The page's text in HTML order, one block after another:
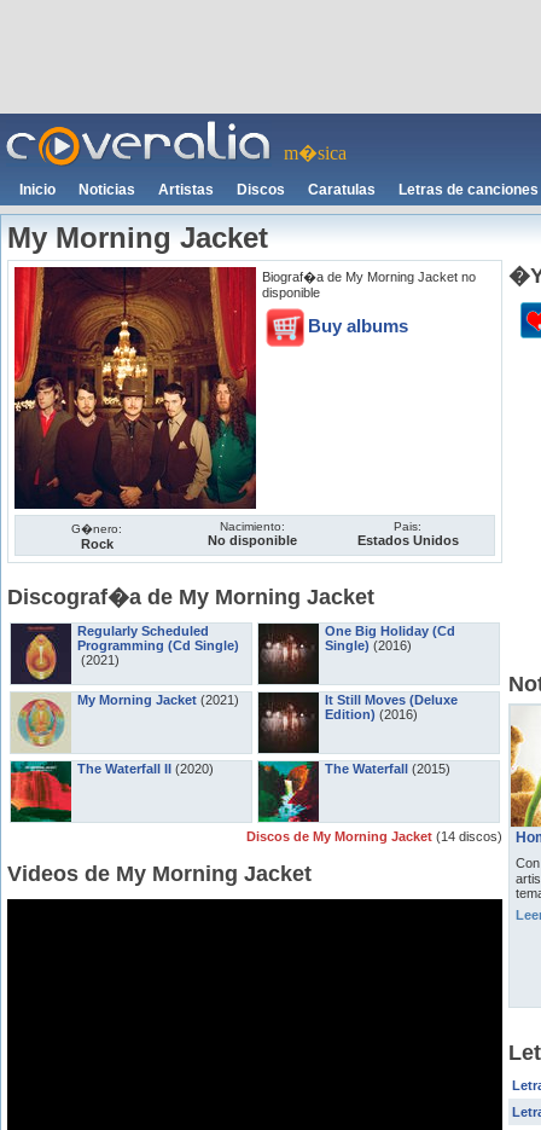
m�sica
Inicio Noticias Artistas Discos Caratulas Letras de canciones
My Morning Jacket
Biograf�a de My Morning Jacket no
disponible
Buy albums
G�nero:
Rock
Nacimiento:
No disponible
Pais:
Estados Unidos
Discograf�a de My Morning Jacket
Regularly Scheduled
Programming (Cd Single)
(2021)
My Morning Jacket (2021)
The Waterfall II (2020)
One Big Holiday (Cd
Single) (2016)
It Still Moves (Deluxe
Edition) (2016)
The Waterfall (2015)
Discos de My Morning Jacket (14 discos)
Videos de My Morning Jacket